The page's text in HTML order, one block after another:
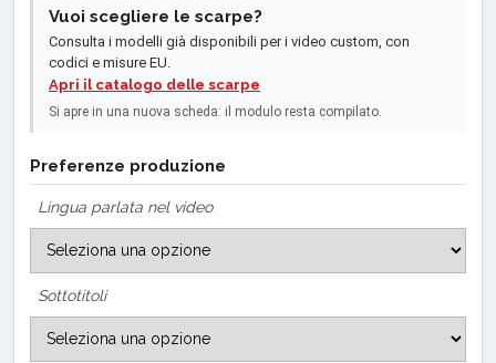
Vuoi scegliere le scarpe?
Consulta i modelli già disponibili per i video custom, con
codici e misure EU.
Apri il catalogo delle scarpe
Si apre in una nuova scheda: il modulo resta compilato.
Preferenze produzione
Lingua parlata nel video
Sottotitoli